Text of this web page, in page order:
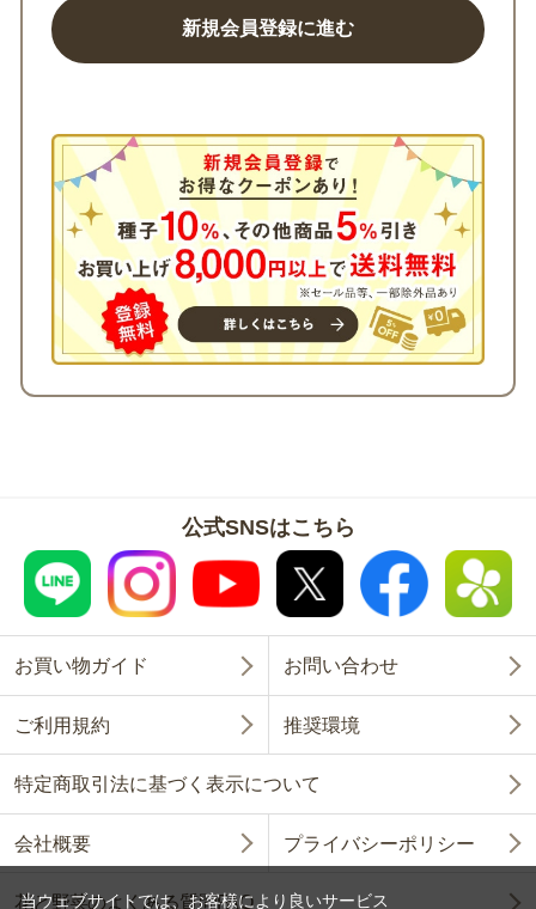
公式SNSはこちら
お買い物ガイド お問い合わせ
ご利用規約 推奨環境
特定商取引法に基づく表示について
会社概要 プライバシーポリシー
花と野菜のよくある質問FAQ
当ウェブサイトでは、お客様により良いサービス